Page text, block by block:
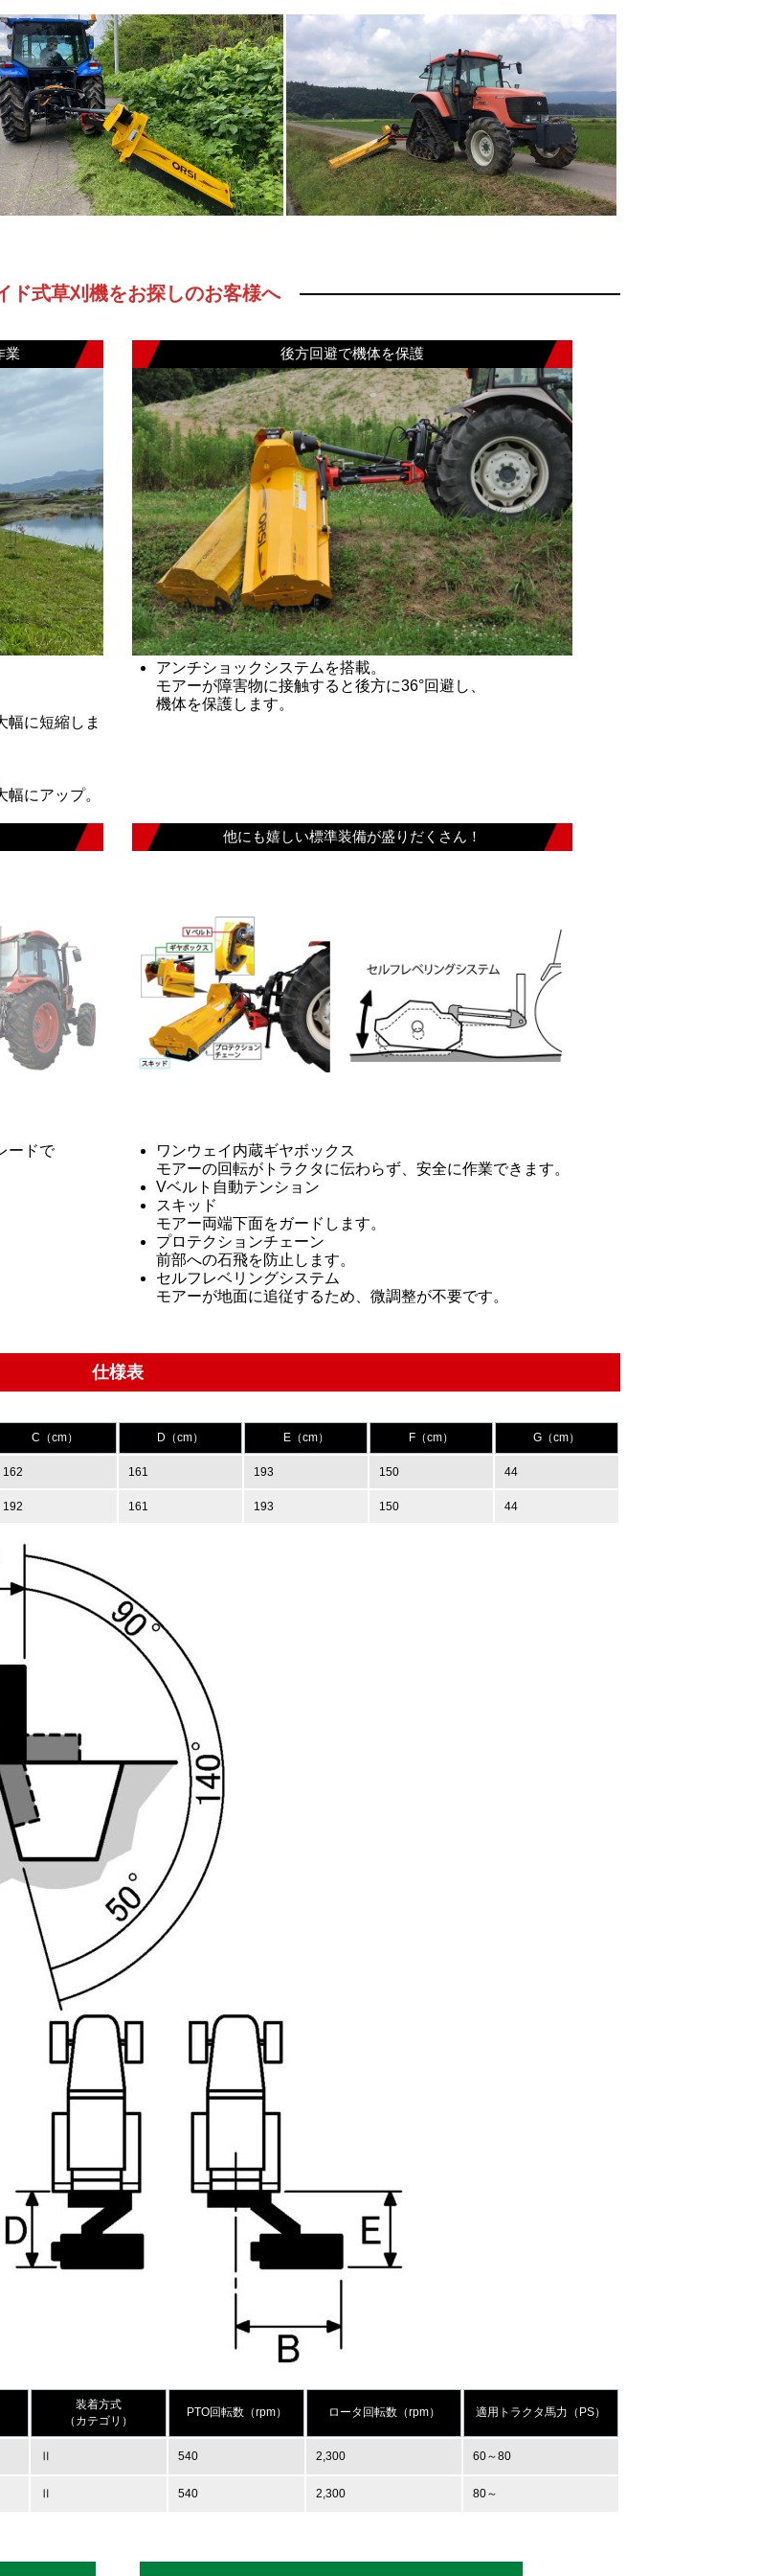
ド式草刈機をお探しのお客様へ
業
幅に短縮しま
にアップ。
後方回避で機体を保護
アンチショックシステムを搭載。
モアーが障害物に接触すると後方に36°回避し、
機体を保護します。
ードで
他にも嬉しい標準装備が盛りだくさん！
ワンウェイ内蔵ギヤボックス
モアーの回転がトラクタに伝わらず、安全に作業できます。
Vベルト自動テンション
スキッド
モアー両端下面をガードします。
プロテクションチェーン
前部への石飛を防止します。
セルフレベリングシステム
モアーが地面に追従するため、微調整が不要です。
仕様表
C（cm） D（cm） E（cm） F（cm） G（cm）
162 161 193 150 44
192 161 193 150 44
装着方式
（カテゴリ）
PTO回転数（rpm） ロータ回転数（rpm） 適用トラクタ馬力（PS）
Ⅱ 540 2,300 60～80
Ⅱ 540 2,300 80～